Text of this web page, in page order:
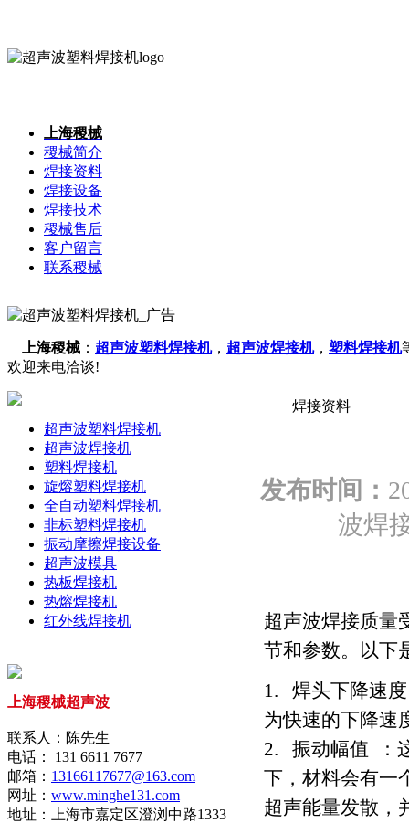
上海稷械
稷械简介
焊接资料
焊接设备
焊接技术
稷械售后
客户留言
联系稷械
上海稷械 ： 超声波塑料焊接机， 超声波焊接机， 塑料焊接机
欢迎来电洽谈!
超声波塑料焊接机
超声波焊接机
塑料焊接机
旋熔塑料焊接机
全自动塑料焊接机
非标塑料焊接机
振动摩擦焊接设备
超声波模具
热板焊接机
热熔焊接机
红外线焊接机
上海稷械超声波
联系人：陈先生
电话： 131 6611 7677
邮箱： 13166117677@163.com
网址： www.minghe131.com
地址：上海市嘉定区澄浏中路1333
焊接资料
发布时间：
波焊
超声波焊接质量
节和参数。以下
1. 焊头下降速
为快速的下降速
2. 振动幅值 ：
下，材料会有一
超声能量发散，